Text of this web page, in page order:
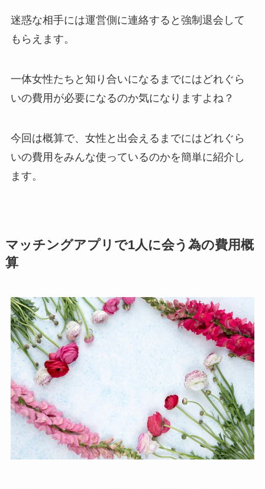
迷惑な相手には運営側に連絡すると強制退会して
もらえます。
一体女性たちと知り合いになるまでにはどれぐら
いの費用が必要になるのか気になりますよね？
今回は概算で、女性と出会えるまでにはどれぐら
いの費用をみんな使っているのかを簡単に紹介し
ます。
マッチングアプリで1人に会う為の費用概
算